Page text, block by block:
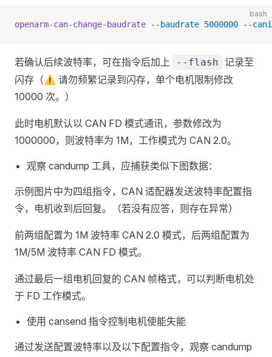
bash
openarm-can-change-baudrate --baudrate 5000000 --
若确认后续波特率，可在指令后加上 --flash 记录至
闪存（⚠ 请勿频繁记录到闪存，单个电机限制修改
10000 次。）
此时电机默认以 CAN FD 模式通讯，参数修改为
1000000，则波特率为 1M，工作模式为 CAN 2.0。
观察 candump 工具，应捕获类似下图数据：
示例图片中为四组指令，CAN 适配器发送波特率配置指
令，电机收到后回复。（若没有应答，则存在异常）
前两组配置为 1M 波特率 CAN 2.0 模式，后两组配置为
1M/5M 波特率 CAN FD 模式。
通过最后一组电机回复的 CAN 帧格式，可以判断电机处
于 FD 工作模式。
使用 cansend 指令控制电机使能失能
通过发送配置波特率以及以下配置指令，观察 candump